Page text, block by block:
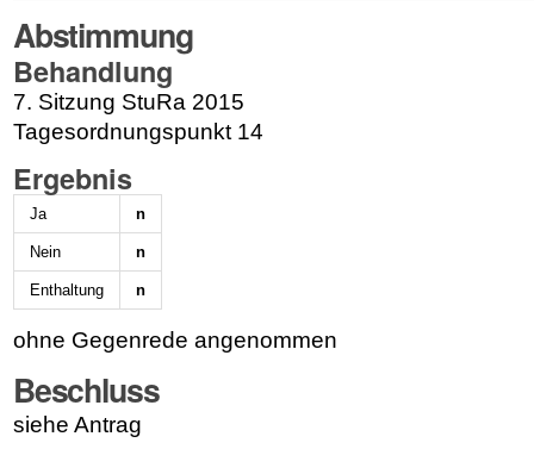
Abstimmung
Behandlung
7. Sitzung StuRa 2015
Tagesordnungspunkt 14
Ergebnis
Ja n
Nein n
Enthaltung n
ohne Gegenrede angenommen
Beschluss
siehe Antrag